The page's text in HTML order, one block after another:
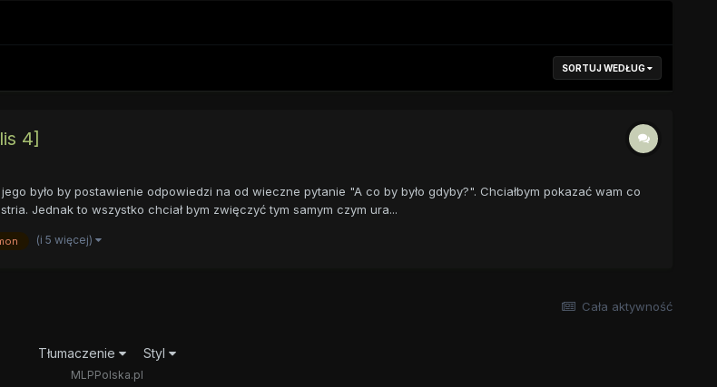
SORTUJ WEDŁUG
4]
było by postawienie odpowiedzi na od wieczne pytanie "A co by było gdyby?". Chciałbym pokazać wam co
Jednak to wszystko chciał bym zwięczyć tym samym czym ura...
(i 5 więcej)
Cała aktywność
Tłumaczenie Styl
MLPPolska.pl